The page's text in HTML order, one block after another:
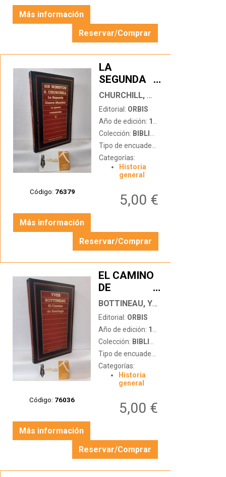
Más información
Reservar/Comprar
Código: 76379
LA
SEGUNDA
GUERRA
MUNDIAL.
VOL 2: LA
GUERRA
CREPUSCULAR
…
CHURCHILL, WINSTON
Editorial: ORBIS
Año de edición: 1985
Colección: BIBLIOTECA DE HISTORIA
Tipo de encuadernación:
Categorías:
Historia
general
5,00 €
Más información
Reservar/Comprar
Código: 76036
EL CAMINO
DE
SANTIAGO
…
BOTTINEAU, YVES
Editorial: ORBIS
Año de edición: 1985
Colección: BIBLIOTECA DE HISTORIA
Tipo de encuadernación:
Categorías:
Historia
general
5,00 €
Más información
Reservar/Comprar